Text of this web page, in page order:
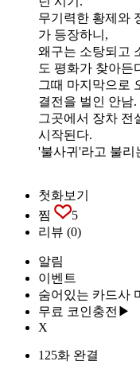
무기력한 황제와
가 등장하니,
왜구는 소탕되고
도 평화가 찾아든
그때 마지막으로
결전을 벌인 안남.
그곳에서 장차 전
시작된다.
'불사귀'라고 불리
첫화보기
찜
5
리뷰 (0)
알림
이벤트
숨어있는 카드사
무료 코인충전▶
X
125화 완결